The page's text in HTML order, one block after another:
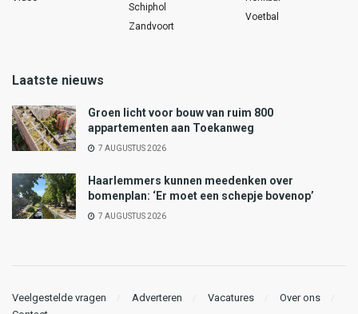
Schiphol
Zandvoort
Voetbal
Laatste nieuws
Groen licht voor bouw van ruim 800
appartementen aan Toekanweg
7 AUGUSTUS 2026
Haarlemmers kunnen meedenken over
bomenplan: ‘Er moet een schepje bovenop’
7 AUGUSTUS 2026
Veelgestelde vragen Adverteren Vacatures
Over ons